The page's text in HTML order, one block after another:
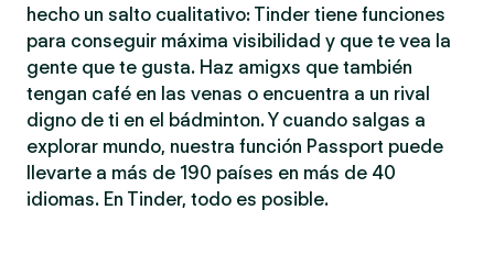
hecho un salto cualitativo: Tinder tiene funciones
para conseguir máxima visibilidad y que te vea la
gente que te gusta. Haz amigxs que también
tengan café en las venas o encuentra a un rival
digno de ti en el bádminton. Y cuando salgas a
explorar mundo, nuestra función Passport puede
llevarte a más de 190 países en más de 40
idiomas. En Tinder, todo es posible.